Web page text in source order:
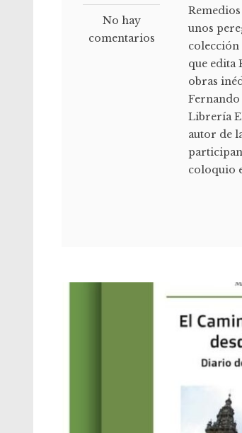
No hay
comentarios
unos
colección
que edita
obras
Fernando
Librería
autor de
coloquio